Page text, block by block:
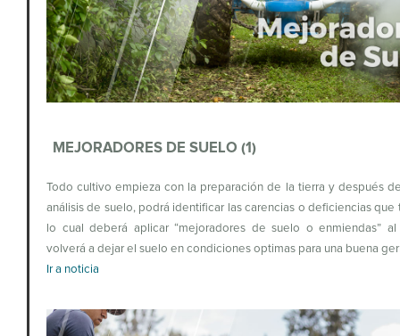
MEJORADORES DE SUELO (1)
Todo cultivo empieza con la preparación de la tierra y después
análisis de suelo, podrá identificar las carencias o deficiencias que
lo cual deberá aplicar “mejoradores de suelo o enmiendas” al
volverá a dejar el suelo en condiciones optimas para una buena
Ir a noticia